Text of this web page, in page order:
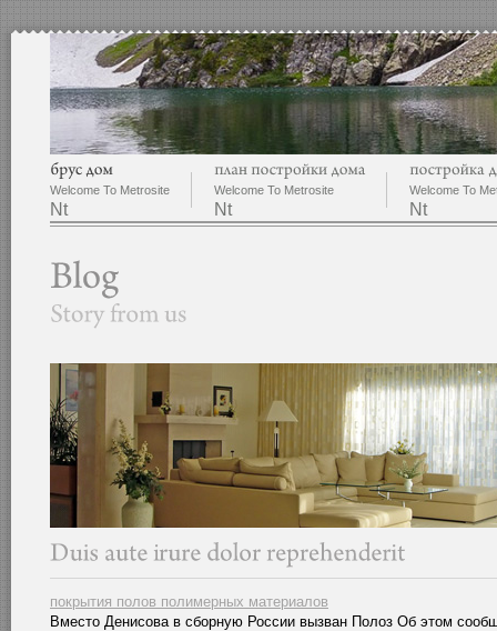
Welcome To Metrosite
Nt
Welcome To Metrosite
Nt
Welcome To
Nt
покрытия полов полимерных материалов
Вместо Денисова в сборную России вызван Полоз Об этом